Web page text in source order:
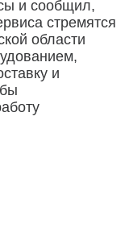
и сообщил,
стремятся
области
и